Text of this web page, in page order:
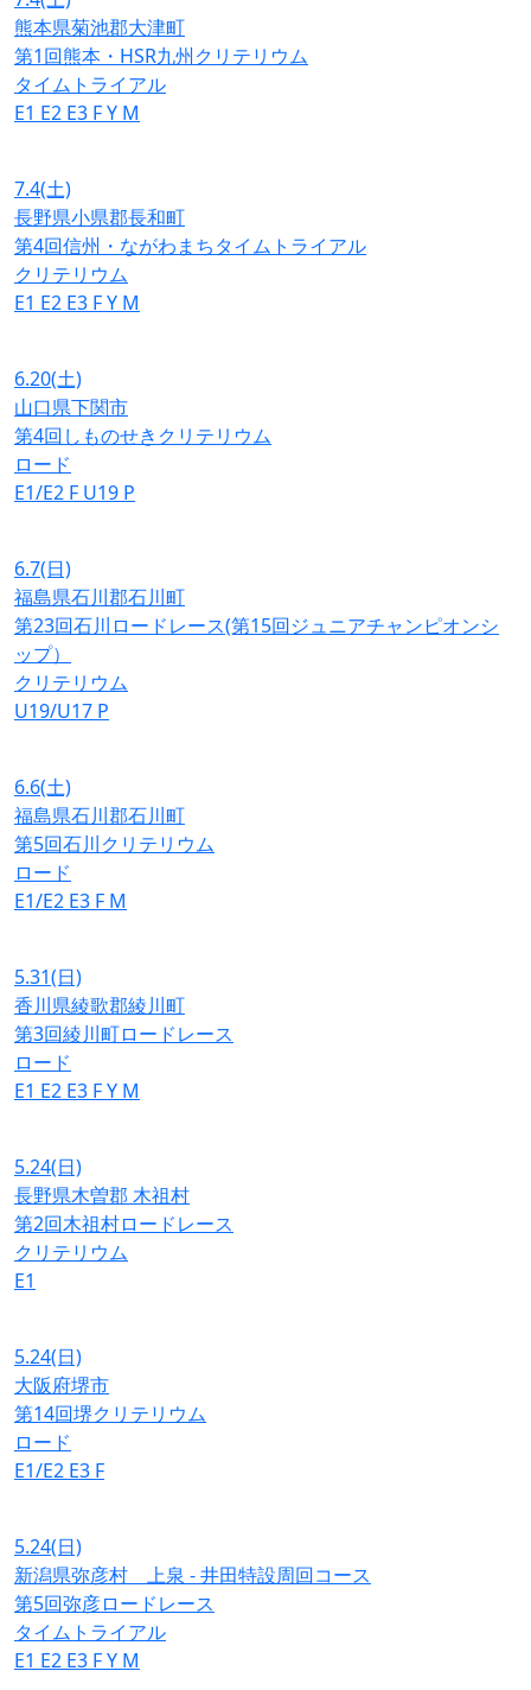
熊本県菊池郡大津町
第1回熊本・HSR九州クリテリウム
タイムトライアル
E1 E2 E3 FY M
7.4(土)
長野県小県郡長和町
第4回信州・ながわまちタイムトライアル
クリテリウム
E1 E2 E3 FY M
6.20(土)
山口県下関市
第4回しものせきクリテリウム
ロード
E1/E2 F U19 P
6.7(日)
福島県石川郡石川町
第23回石川ロードレース(第15回ジュニアチャンピオンシ
ップ）
クリテリウム
U19/U17 P
6.6(土)
福島県石川郡石川町
第5回石川クリテリウム
ロード
E1/E2 E3 F M
5.31(日)
香川県綾歌郡綾川町
第3回綾川町ロードレース
ロード
E1 E2 E3 FY M
5.24(日)
長野県木曽郡 木祖村
第2回木祖村ロードレース
クリテリウム
E1
5.24(日)
大阪府堺市
第14回堺クリテリウム
ロード
E1/E2 E3 F
5.24(日)
新潟県弥彦村 上泉 - 井田特設周回コース
第5回弥彦ロードレース
タイムトライアル
E1 E2 E3 FY M